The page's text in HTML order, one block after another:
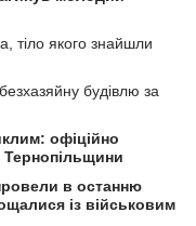
тіло якого знайшли
будівлю за
офіційно
Тернопільщини
в останню
із військовим